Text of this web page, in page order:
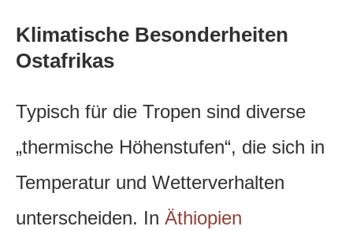
Klimatische Besonderheiten
Ostafrikas
Typisch für die Tropen sind diverse
„thermische Höhenstufen“, die sich in
Temperatur und Wetterverhalten
unterscheiden. In Äthiopien